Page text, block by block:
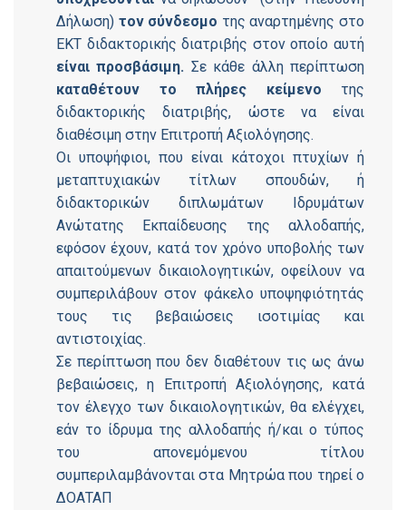
Δήλωση) τον σύνδεσμο της αναρτημένης στο
ΕΚΤ διδακτορικής διατριβής στον οποίο αυτή
είναι προσβάσιμη. Σε κάθε άλλη περίπτωση
καταθέτουν το πλήρες κείμενο της
διδακτορικής διατριβής, ώστε να είναι
διαθέσιμη στην Επιτροπή Αξιολόγησης.
Οι υποψήφιοι, που είναι κάτοχοι πτυχίων ή
μεταπτυχιακών τίτλων σπουδών, ή
διδακτορικών διπλωμάτων Ιδρυμάτων
Ανώτατης Εκπαίδευσης της αλλοδαπής,
εφόσον έχουν, κατά τον χρόνο υποβολής των
απαιτούμενων δικαιολογητικών, οφείλουν να
συμπεριλάβουν στον φάκελο υποψηφιότητάς
τους τις βεβαιώσεις ισοτιμίας και
αντιστοιχίας.
Σε περίπτωση που δεν διαθέτουν τις ως άνω
βεβαιώσεις, η Επιτροπή Αξιολόγησης, κατά
τον έλεγχο των δικαιολογητικών, θα ελέγχει,
εάν το ίδρυμα της αλλοδαπής ή/και ο τύπος
του απονεμόμενου τίτλου
συμπεριλαμβάνονται στα Μητρώα που τηρεί ο
ΔΟΑΤΑΠ